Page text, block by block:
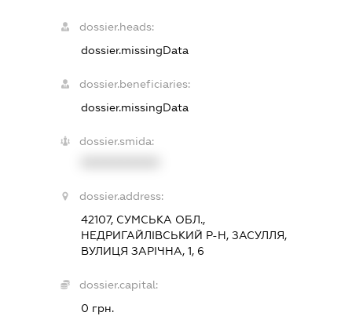
dossier.heads:
dossier.missingData
dossier.beneficiaries:
dossier.missingData
dossier.smida:
dossier.address:
42107, СУМСЬКА ОБЛ.,
НЕДРИГАЙЛІВСЬКИЙ Р-Н, ЗАСУЛЛЯ,
ВУЛИЦЯ ЗАРІЧНА, 1, 6
dossier.capital:
0 грн.